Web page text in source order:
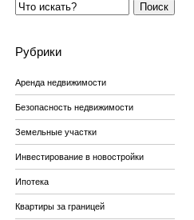
Поиск
Рубрики
Аренда недвижимости
Безопасность недвижимости
Земельные участки
Инвестирование в новостройки
Ипотека
Квартиры за границей